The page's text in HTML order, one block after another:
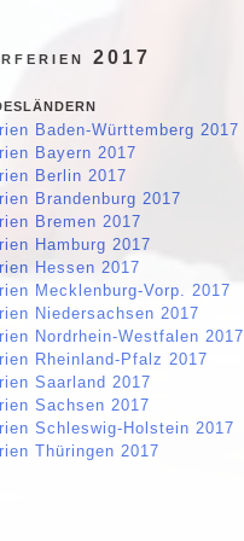
2017
Baden-Württemberg 2017
Bayern 2017
Berlin 2017
Brandenburg 2017
Bremen 2017
Hamburg 2017
Hessen 2017
Mecklenburg-Vorp. 2017
Niedersachsen 2017
Nordrhein-Westfalen 2017
Rheinland-Pfalz 2017
Saarland 2017
Sachsen 2017
Schleswig-Holstein 2017
Thüringen 2017